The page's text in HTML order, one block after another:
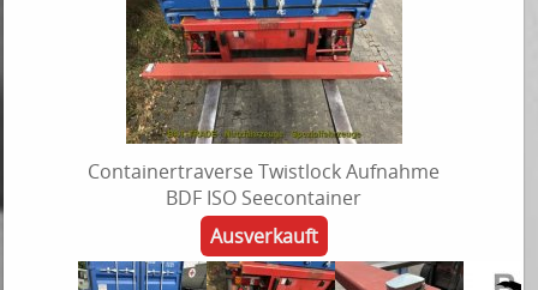
Containertraverse Twistlock Aufnahme
BDF ISO Seecontainer
Ausverkauft